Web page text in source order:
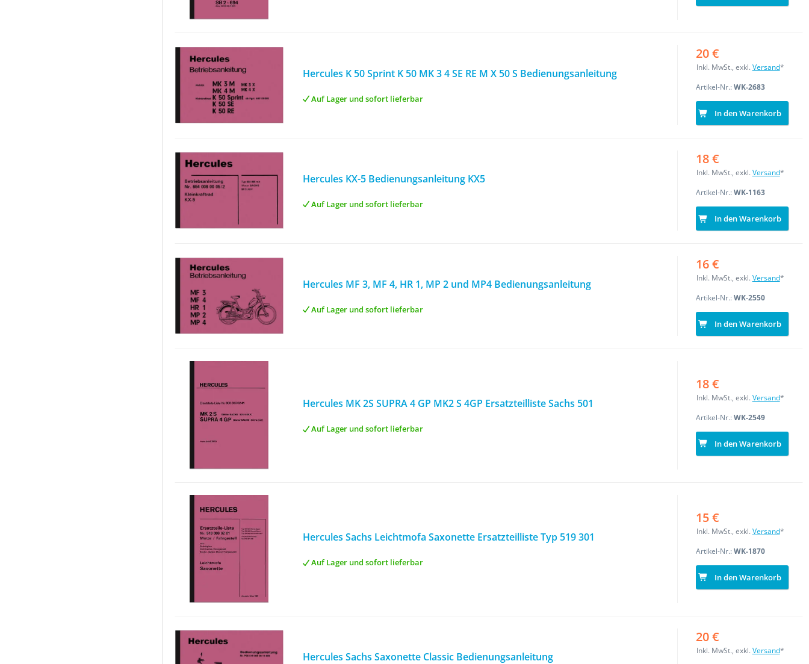
Hercules K 50 Sprint K 50 MK 3 4 SE RE M X 50 S Bedienungsanleitung
Auf Lager und sofort lieferbar
20 €
Inkl. MwSt., exkl. Versand*
Artikel-Nr.:WK-2683
In den Warenkorb
Hercules KX-5 Bedienungsanleitung KX5
Auf Lager und sofort lieferbar
18 €
Inkl. MwSt., exkl. Versand*
Artikel-Nr.:WK-1163
In den Warenkorb
Hercules MF 3, MF 4, HR 1, MP 2 und MP4 Bedienungsanleitung
Auf Lager und sofort lieferbar
16 €
Inkl. MwSt., exkl. Versand*
Artikel-Nr.:WK-2550
In den Warenkorb
Hercules MK 2S SUPRA 4 GP MK2 S 4GP Ersatzteilliste Sachs 501
Auf Lager und sofort lieferbar
18 €
Inkl. MwSt., exkl. Versand*
Artikel-Nr.:WK-2549
In den Warenkorb
Hercules Sachs Leichtmofa Saxonette Ersatzteilliste Typ 519 301
Auf Lager und sofort lieferbar
15 €
Inkl. MwSt., exkl. Versand*
Artikel-Nr.:WK-1870
In den Warenkorb
Hercules Sachs Saxonette Classic Bedienungsanleitung
20 €
Inkl. MwSt., exkl. Versand*